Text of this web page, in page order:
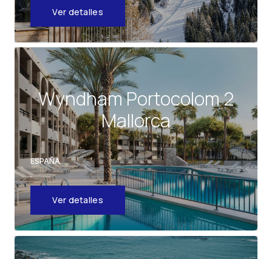
Ver detalles
Wyndham Portocolom 2
Mallorca
ESPAÑA
Ver detalles